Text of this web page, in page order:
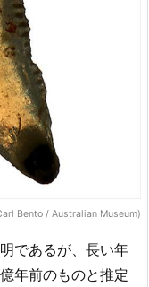
Bento / Australian Museum)
であるが、長い年
年前のものと推定